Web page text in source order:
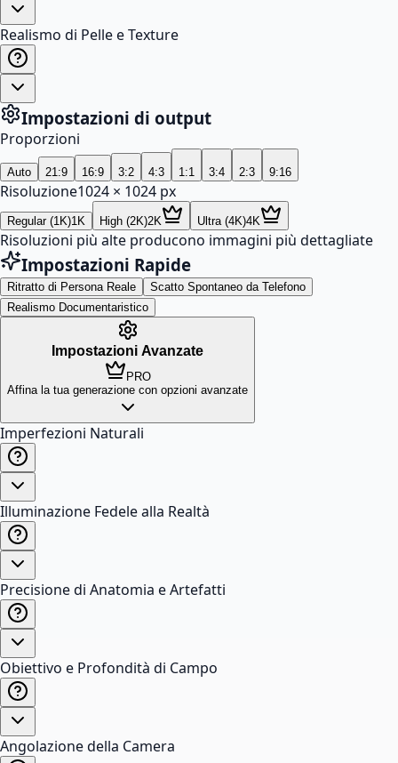
Realismo di Pelle e Texture
Impostazioni di output
Proporzioni
Auto 21:9 16:9 3:2 4:3 1:1 3:4 2:3 9:16
Risoluzione1024 × 1024 px
Regular (1K)1K High (2K)2K Ultra (4K)4K
Risoluzioni più alte producono immagini più dettagliate
Impostazioni Rapide
Ritratto di Persona Reale
Scatto Spontaneo da Telefono
Realismo Documentaristico
Impostazioni Avanzate
PRO
Affina la tua generazione con opzioni avanzate
Imperfezioni Naturali
Illuminazione Fedele alla Realtà
Precisione di Anatomia e Artefatti
Obiettivo e Profondità di Campo
Angolazione della Camera